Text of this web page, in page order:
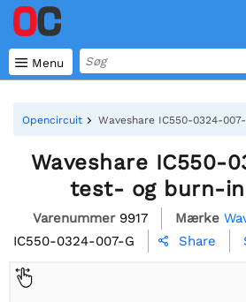
 Menu
Opencircuit Waveshare IC550-0324-
Waveshare IC550-
test- og burn-
Varenummer 9917 Mærke
IC550-0324-007-G
 Share